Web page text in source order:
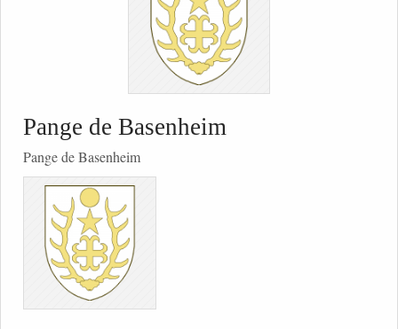
Pange de Basenheim
Pange de Basenheim